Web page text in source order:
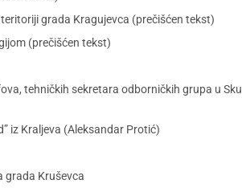
grada Kragujevca (prečišćen tekst)
(prečišćen tekst)
tehničkih sekretara odborničkih grupa u
iz Kraljeva (Aleksandar Protić)
grada Kruševca